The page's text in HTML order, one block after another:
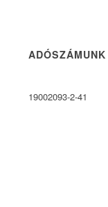
ADÓSZÁMUNK
19002093-2-41